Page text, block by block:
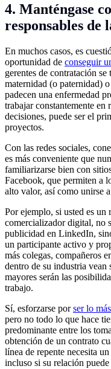
4. Manténgase
responsables de
En muchos casos, es
oportunidad de conseguir
gerentes de contratación
maternidad (o paternidad)
padecen una enfermedad
trabajar constantemente en
decisiones, puede ser el
proyectos.
Con las redes sociales,
es más conveniente que
familiarizarse bien con
Facebook, que permiten a
alto valor, así como unirse
Por ejemplo, si usted es
comercializador digital, no
publicidad en LinkedIn,
un participante activo y
más colegas, compañeros
dentro de su industria
mayores serán las
trabajo.
Sí, esforzarse porser lo
pero no todo lo que hace
predominante entre los
obtención de un contrato
línea de repente necesita
incluso si su relación